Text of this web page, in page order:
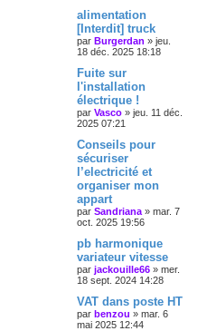
alimentation
[Interdit] truck
par Burgerdan » jeu.
18 déc. 2025 18:18
Fuite sur
l'installation
électrique !
par Vasco » jeu. 11 déc.
2025 07:21
Conseils pour
sécuriser
l’electricité et
organiser mon
appart
par Sandriana » mar. 7
oct. 2025 19:56
pb harmonique
variateur vitesse
par jackouille66 » mer.
18 sept. 2024 14:28
VAT dans poste HT
par benzou » mar. 6
mai 2025 12:44